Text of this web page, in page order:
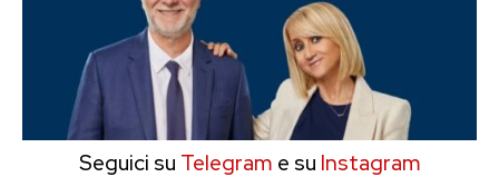
Seguici su Telegram e su Instagram